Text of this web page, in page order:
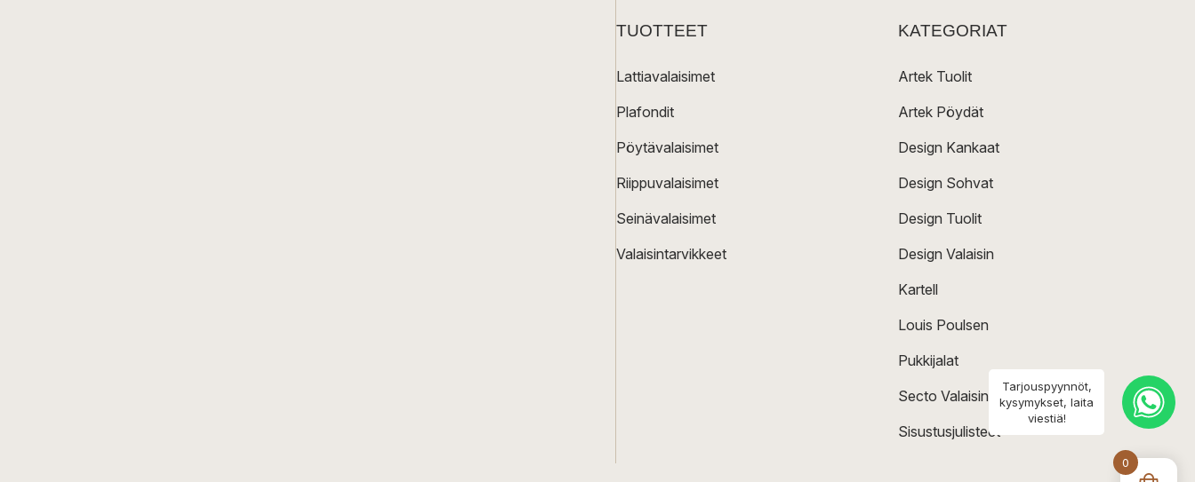
0
TUOTTEET
Lattiavalaisimet
Plafondit
Pöytävalaisimet
Riippuvalaisimet
Seinävalaisimet
Valaisintarvikkeet
KATEGORIAT
Artek Tuolit
Artek Pöydät
Design Kankaat
Design Sohvat
Design Tuolit
Design Valaisin
Kartell
Louis Poulsen
Pukkijalat
Secto Valaisin
Sisustusjulisteet
Tarjouspyynnöt,
kysymykset, laita
viestiä!